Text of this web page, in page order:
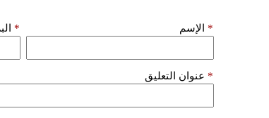
الإسم *
*
عنوان التعليق *